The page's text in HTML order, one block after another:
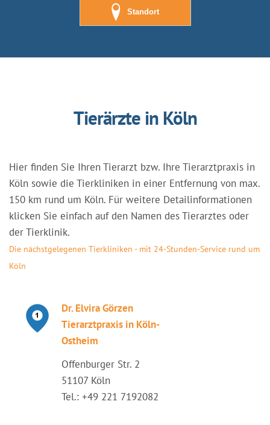
Standort
Tierärzte in Köln
Hier finden Sie Ihren Tierarzt bzw. Ihre Tierarztpraxis in
Köln sowie die Tierkliniken in einer Entfernung von max.
150 km rund um Köln. Für weitere Detailinformationen
klicken Sie einfach auf den Namen des Tierarztes oder
der Tierklinik.
Die nächstgelegenen Tierkliniken - mit 24-Stunden-Service rund um
Köln
Dr. Elvira Görzen
Tierarztpraxis in Köln-
Ostheim
Offenburger Str. 2
51107 Köln
Tel.: +49 221 7192082